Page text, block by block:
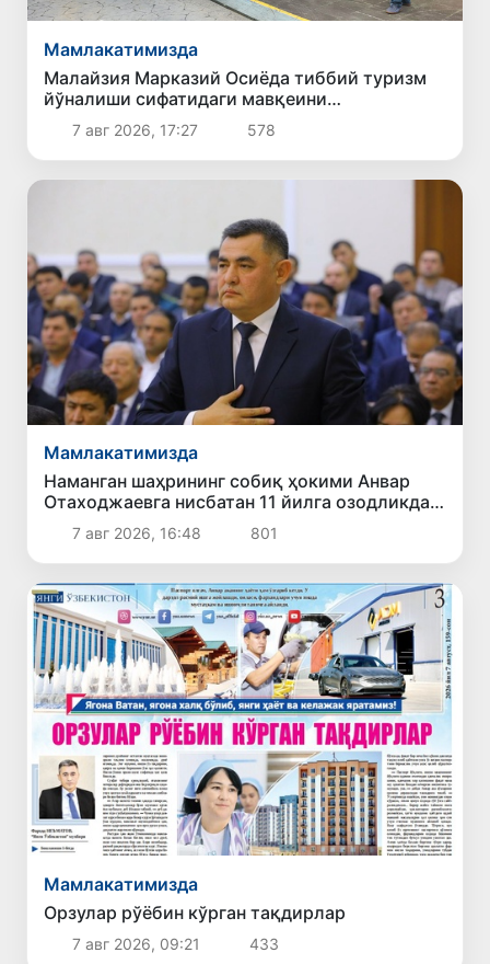
Мамлакатимизда
Малайзия Марказий Осиёда тиббий туризм
йўналиши сифатидаги мавқеини
мустаҳкамламоқда
7 авг 2026, 17:27 578
Мамлакатимизда
Наманган шаҳрининг собиқ ҳокими Анвар
Отаходжаевга нисбатан 11 йилга озодликдан
маҳрум қилиш жазоси тайинланди
7 авг 2026, 16:48 801
Мамлакатимизда
Орзулар рўёбин кўрган тақдирлар
7 авг 2026, 09:21 433